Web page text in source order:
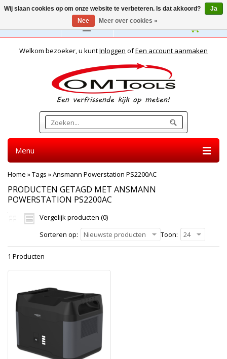
Nederlands
Welkom bezoeker, u kuntInloggen ofEen account aanmaken
Menu
Home »Tags »Ansmann Powerstation PS2200AC
PRODUCTEN GETAGD MET ANSMANN
POWERSTATION PS2200AC
Vergelijk producten (0)
Sorteren op:
Nieuwste producten Toon: 24
1 Producten
Wij slaan cookies op om onze website te verbeteren. Is dat akkoord?
Ja
Nee
Meer over cookies »